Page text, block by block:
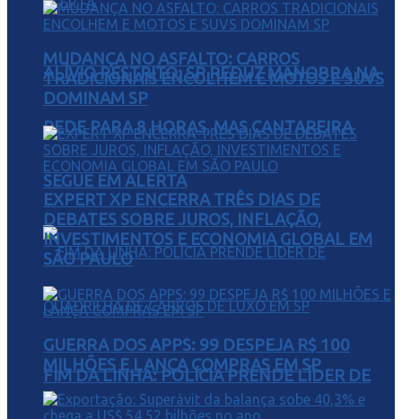
ALÍVIO RESTRITO: SP REDUZ MANOBRA NA
REDE PARA 8 HORAS, MAS CANTAREIRA
SEGUE EM ALERTA
FIM DA LINHA: POLÍCIA PRENDE LÍDER DE
MUDANÇA NO ASFALTO: CARROS
TRADICIONAIS ENCOLHEM E MOTOS E SUVS
DOMINAM SP
EXPERT XP ENCERRA TRÊS DIAS DE
DEBATES SOBRE JUROS, INFLAÇÃO,
INVESTIMENTOS E ECONOMIA GLOBAL EM
SÃO PAULO
GUERRA DOS APPS: 99 DESPEJA R$ 100
MILHÕES E LANÇA COMPRAS EM SP